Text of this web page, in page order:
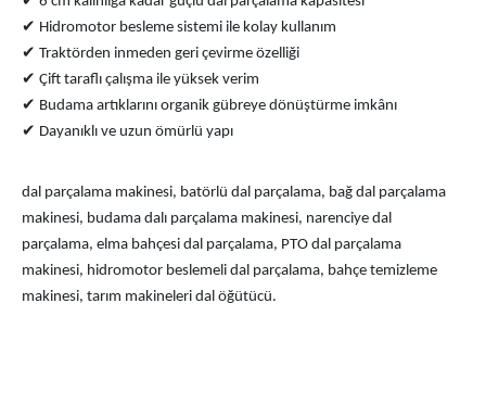
✔ Hidromotor besleme sistemi ile kolay kullanım
✔ Traktörden inmeden geri çevirme özelliği
✔ Çift taraflı çalışma ile yüksek verim
✔ Budama artıklarını organik gübreye dönüştürme imkânı
✔ Dayanıklı ve uzun ömürlü yapı
dal parçalama makinesi, batörlü dal parçalama, bağ dal parçalama
makinesi, budama dalı parçalama makinesi, narenciye dal
parçalama, elma bahçesi dal parçalama, PTO dal parçalama
makinesi, hidromotor beslemeli dal parçalama, bahçe temizleme
makinesi, tarım makineleri dal öğütücü.